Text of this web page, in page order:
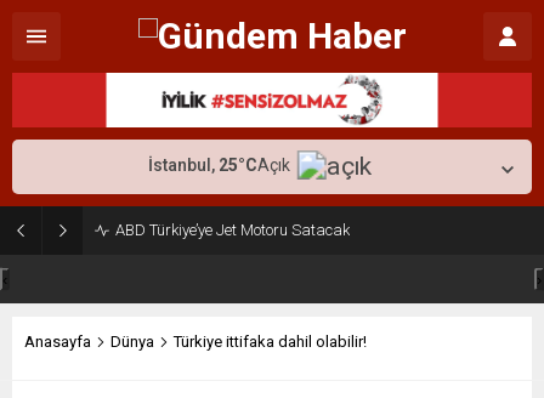
ABD Türkiye’ye Jet Motoru Satacak
‹ ›
İstanbul, 25°CAçık
Anasayfa Dünya Türkiye ittifaka dahil olabilir!